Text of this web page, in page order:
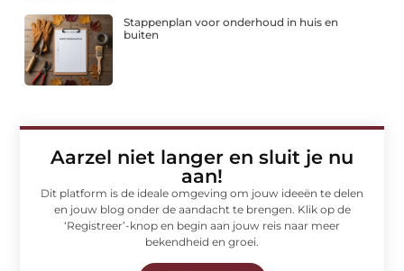
Stappenplan voor onderhoud in huis en
buiten
Aarzel niet langer en sluit je nu
aan!
Dit platform is de ideale omgeving om jouw ideeën te delen
en jouw blog onder de aandacht te brengen. Klik op de
‘Registreer’-knop en begin aan jouw reis naar meer
bekendheid en groei.